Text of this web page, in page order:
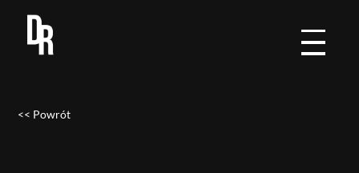
<< Powrót